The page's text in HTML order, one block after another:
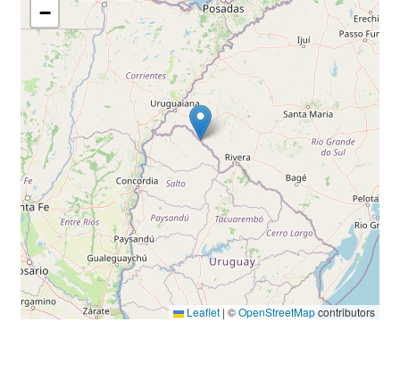
−
Leaflet | ©OpenStreetMapcontributors